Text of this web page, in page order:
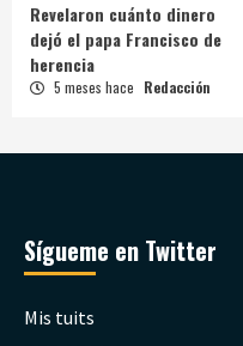
Revelaron cuánto dinero
dejó el papa Francisco de
herencia
5 meses hace Redacción
Sígueme en Twitter
Mis tuits